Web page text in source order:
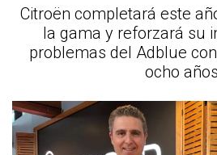
Citroën completará este
la gama y reforzará su
problemas del Adblue
ocho años